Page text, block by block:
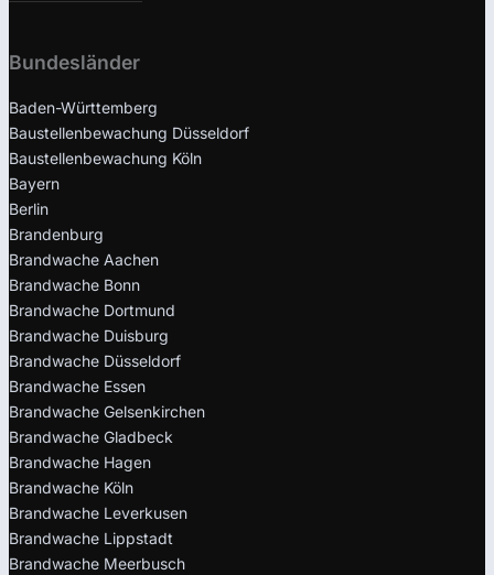
Bundesländer
Baden-Württemberg
Baustellenbewachung Düsseldorf
Baustellenbewachung Köln
Bayern
Berlin
Brandenburg
Brandwache Aachen
Brandwache Bonn
Brandwache Dortmund
Brandwache Duisburg
Brandwache Düsseldorf
Brandwache Essen
Brandwache Gelsenkirchen
Brandwache Gladbeck
Brandwache Hagen
Brandwache Köln
Brandwache Leverkusen
Brandwache Lippstadt
Brandwache Meerbusch